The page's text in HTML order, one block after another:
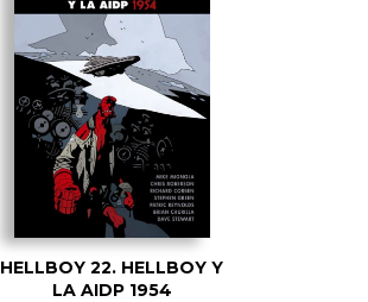
HELLBOY 22. HELLBOY Y
LA AIDP 1954